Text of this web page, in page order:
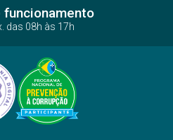
funcionamento
das 08h às 17h